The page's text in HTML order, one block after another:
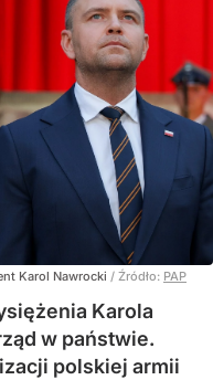
Karol Nawrocki / Źródło: PAP
Karola
w państwie.
polskiej armii